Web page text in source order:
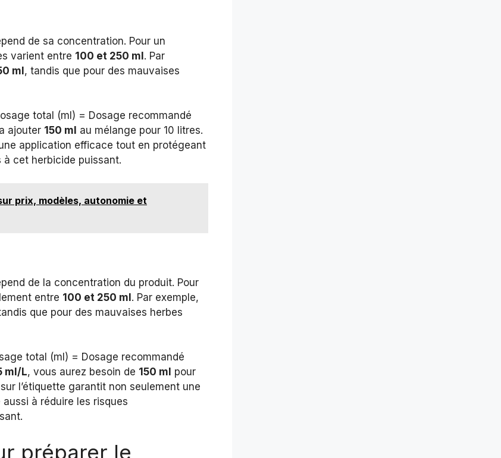
de sa concentration. Pour un
varient entre 100 et 250 ml. Par
ml, tandis que pour des mauvaises
total (ml) = Dosage recommandé
ajouter 150 ml au mélange pour 10 litres.
application efficace tout en protégeant
à cet herbicide puissant.
prix, modèles, autonomie et
de la concentration du produit. Pour
entre 100 et 250 ml. Par exemple,
que pour des mauvaises herbes
total (ml) = Dosage recommandé
ml/L, vous aurez besoin de 150 ml pour
l’étiquette garantit non seulement une
à réduire les risques
préparer le